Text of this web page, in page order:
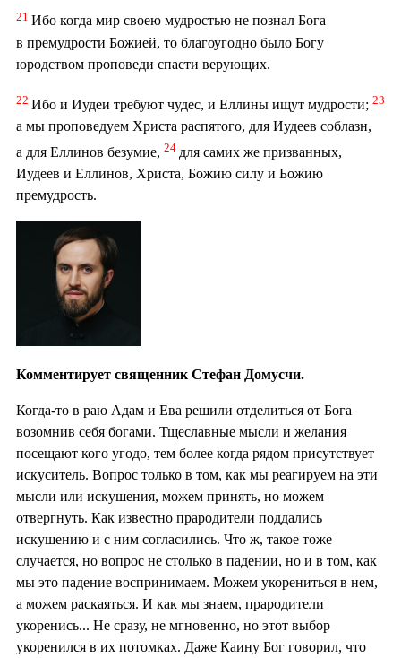
21 Ибо когда мир своею мудростью не познал Бога
в премудрости Божией, то благоугодно было Богу
юродством проповеди спасти верующих.
22 Ибо и Иудеи требуют чудес, и Еллины ищут мудрости; 23
а мы проповедуем Христа распятого, для Иудеев соблазн,
а для Еллинов безумие, 24 для самих же призванных,
Иудеев и Еллинов, Христа, Божию силу и Божию
премудрость.
Комментирует священник Стефан Домусчи.
Когда-то в раю Адам и Ева решили отделиться от Бога
возомнив себя богами. Тщеславные мысли и желания
посещают кого угодо, тем более когда рядом присутствует
искуситель. Вопрос только в том, как мы реагируем на эти
мысли или искушения, можем принять, но можем
отвергнуть. Как известно прародители поддались
искушению и с ним согласились. Что ж, такое тоже
случается, но вопрос не столько в падении, но и в том, как
мы это падение воспринимаем. Можем укорениться в нем,
а можем раскаяться. И как мы знаем, прародители
укоренись... Не сразу, не мгновенно, но этот выбор
укоренился в их потомках. Даже Каину Бог говорил, что